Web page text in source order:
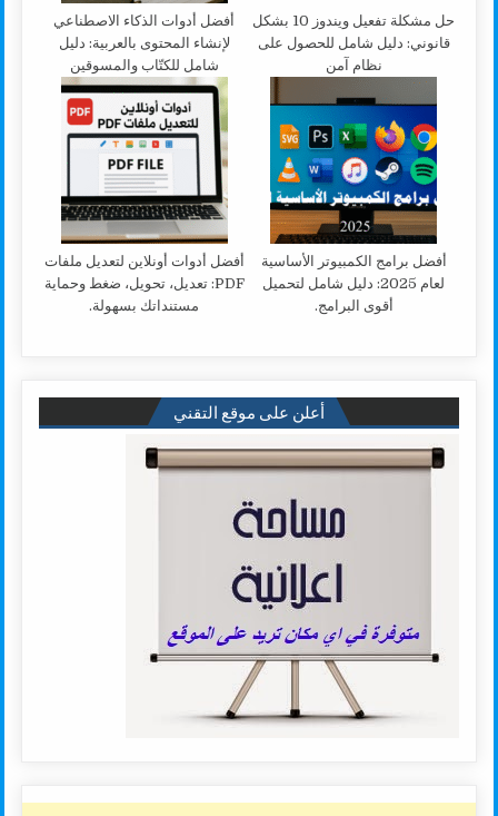
حل مشكلة تفعيل ويندوز 10 بشكل
قانوني: دليل شامل للحصول على
نظام آمن
أفضل أدوات الذكاء الاصطناعي
لإنشاء المحتوى بالعربية: دليل
شامل للكتّاب والمسوقين
أفضل برامج الكمبيوتر الأساسية
لعام 2025: دليل شامل لتحميل
أقوى البرامج.
أفضل أدوات أونلاين لتعديل ملفات
PDF: تعديل، تحويل، ضغط وحماية
مستنداتك بسهولة.
أعلن على موقع التقني